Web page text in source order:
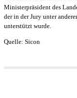
Ministerpräsident des
der in der Jury unter
unterstützt wurde.
Quelle: Sicon